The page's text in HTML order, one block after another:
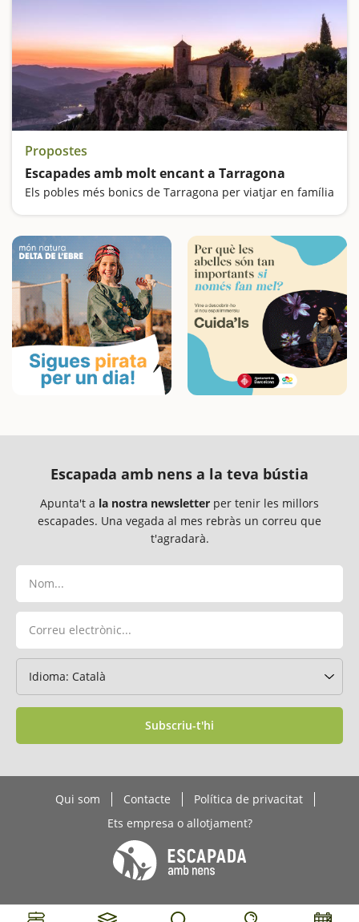
Propostes
Escapades amb molt encant a Tarragona
Els pobles més bonics de Tarragona per viatjar en família
Escapada amb nens a la teva bústia
Apunta't a la nostra newsletter per tenir les millors
escapades. Una vegada al mes rebràs un correu que
t'agradarà.
Subscriu-t'hi
Qui som Contacte
Política de privacitat
Ets empresa o allotjament?